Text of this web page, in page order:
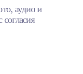
аудио и